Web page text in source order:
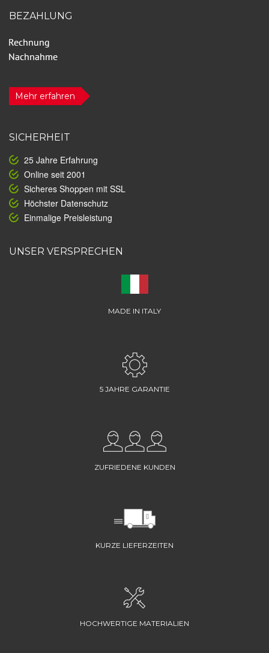
BEZAHLUNG
Mehr erfahren
SICHERHEIT
25 Jahre Erfahrung
Online seit 2001
Sicheres Shoppen mit SSL
Höchster Datenschutz
Einmalige Preisleistung
UNSER VERSPRECHEN
MADE IN ITALY
5 JAHRE GARANTIE
ZUFRIEDENE KUNDEN
KURZE LIEFERZEITEN
HOCHWERTIGE MATERIALIEN